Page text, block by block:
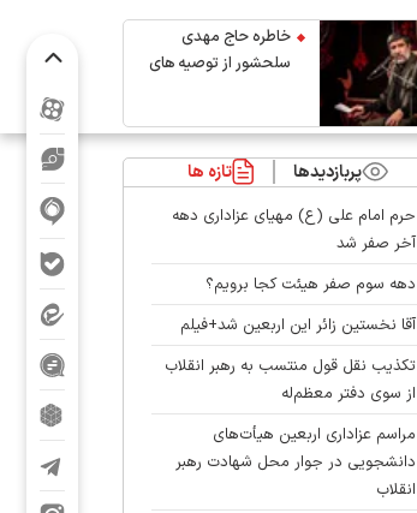
خاطره حاج مهدی
سلحشور از توصیه های
پربازدیدها تازه ها
حرم امام علی (ع) مهیای عزاداری دهه
آخر صفر شد
دهه سوم صفر هیئت کجا برویم؟
آقا نخستین زائر این اربعین شد+فیلم
تکذیب نقل قول منتسب به رهبر انقلاب
از سوی دفتر معظم‌له
مراسم عزاداری اربعین هیأت‌های
دانشجویی در جوار محل شهادت رهبر
انقلاب